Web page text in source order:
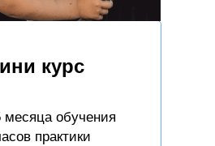
курс
месяца обучения
практики